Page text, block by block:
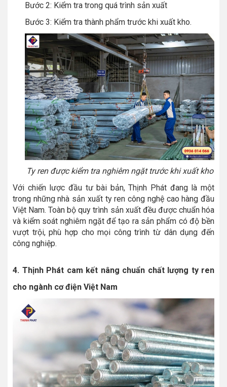
Bước 2: Kiểm tra trong quá trình sản xuất
Bước 3: Kiểm tra thành phẩm trước khi xuất kho.
Ty ren được kiểm tra nghiêm ngặt trước khi xuất kho
Với chiến lược đầu tư bài bản, Thịnh Phát đang là một
trong những nhà sản xuất ty ren công nghệ cao hàng đầu
Việt Nam. Toàn bộ quy trình sản xuất đều được chuẩn hóa
và kiểm soát nghiêm ngặt để tạo ra sản phẩm có độ bền
vượt trội, phù hợp cho mọi công trình từ dân dụng đến
công nghiệp.
4. Thịnh Phát cam kết nâng chuẩn chất lượng ty ren
cho ngành cơ điện Việt Nam